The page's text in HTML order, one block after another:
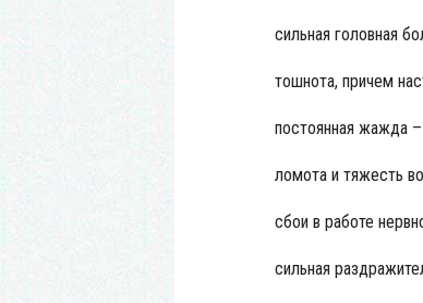
сильная головная
тошнота, причем
постоянная жажда
ломота и тяжесть
сбои в работе
сильная